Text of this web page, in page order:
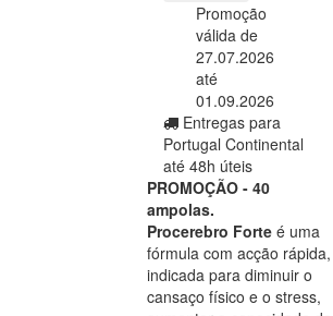
Promoção
válida de
27.07.2026
até
01.09.2026
Entregas para
Portugal Continental
até 48h úteis
PROMOÇÃO - 40
ampolas.
Procerebro Forte é uma
fórmula com acção rápida,
indicada para diminuir o
cansaço físico e o stress,